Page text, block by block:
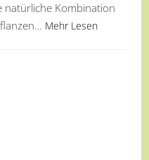
natürliche Kombination
Mehr Lesen